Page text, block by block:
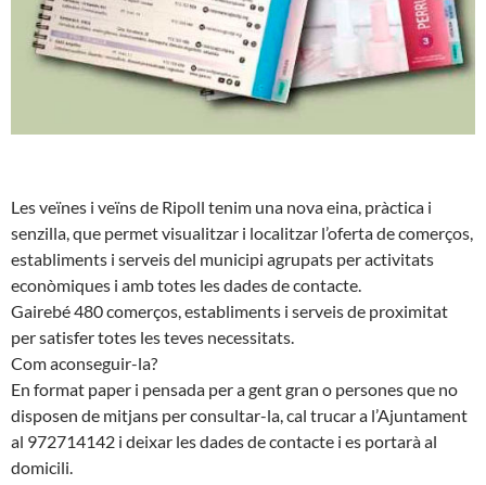
Les veïnes i veïns de Ripoll tenim una nova eina, pràctica i
senzilla, que permet visualitzar i localitzar l’oferta de comerços,
establiments i serveis del municipi agrupats per activitats
econòmiques i amb totes les dades de contacte.
Gairebé 480 comerços, establiments i serveis de proximitat
per satisfer totes les teves necessitats.
Com aconseguir-la?
En format paper i pensada per a gent gran o persones que no
disposen de mitjans per consultar-la, cal trucar a l’Ajuntament
al 972714142 i deixar les dades de contacte i es portarà al
domicili.